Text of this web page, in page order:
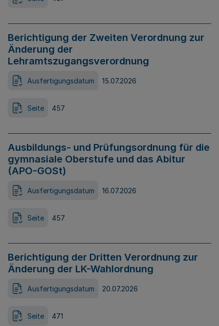
Berichtigung der Zweiten Verordnung zur
Änderung der
Lehramtszugangsverordnung
Ausfertigungsdatum 15.07.2026
Seite 457
Ausbildungs- und Prüfungsordnung für die
gymnasiale Oberstufe und das Abitur
(APO-GOSt)
Ausfertigungsdatum 16.07.2026
Seite 457
Berichtigung der Dritten Verordnung zur
Änderung der LK-Wahlordnung
Ausfertigungsdatum 20.07.2026
Seite 471